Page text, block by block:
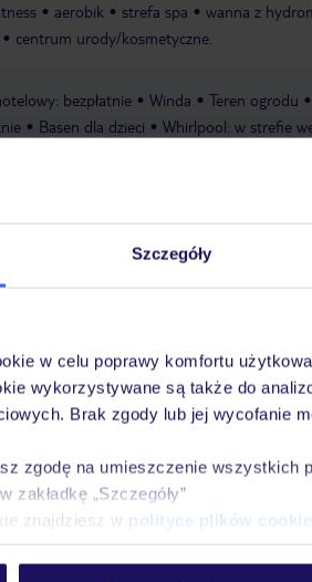
Szczegóły
w celu poprawy komfortu
wykorzystywane są także do
Brak zgody lub jej wycofanie
zgodę na umieszczenie wszystkich
„Szczegóły”
znajdziesz w polityce plików
aerobik strefa spa
wanna z
centrum urody/kosmetyczne.
bezpłatnie Winda Teren ogrodu
Basen dla dzieci Whirlpool: w strefie
Express, Diners
Kod pokoju:7BB
TV
telefon
wanna lub